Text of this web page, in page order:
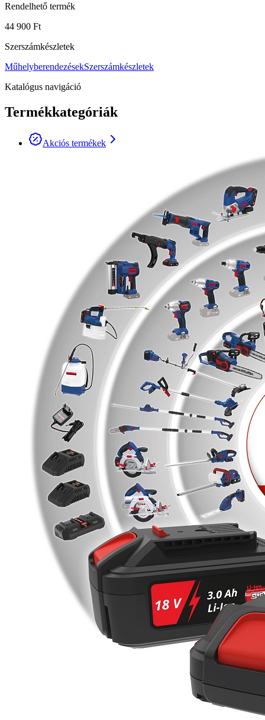
Rendelhető termék
44 900 Ft
Szerszámkészletek
MűhelyberendezésekSzerszámkészletek
Katalógus navigáció
Termékkategóriák
Akciós termékek